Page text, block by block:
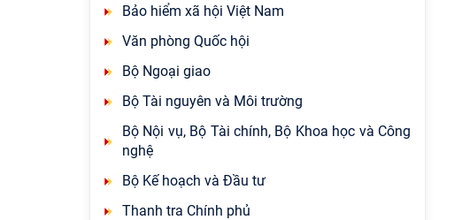
Bảo hiểm xã hội Việt Nam
Văn phòng Quốc hội
Bộ Ngoại giao
Bộ Tài nguyên và Môi trường
Bộ Nội vụ, Bộ Tài chính, Bộ Khoa học và Công
nghệ
Bộ Kế hoạch và Đầu tư
Thanh tra Chính phủ